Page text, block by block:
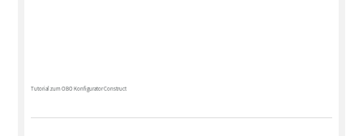
Tutorial zum OBO Konfigurator Construct